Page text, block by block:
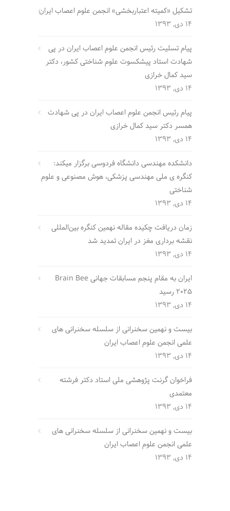
تشکیل «کمیته اعتباربخشی» انجمن علوم اعصاب ایران
14 دی, 1393
پیام تسلیت رئیس انجمن علوم اعصاب ایران در پی
شهادت استاد پیشکسوت علوم شناختی کشور، دکتر
سید کمال خرازی
14 دی, 1393
پیام رئیس انجمن علوم اعصاب ایران در پی شهادت
همسر دکتر سید کمال خرازی
14 دی, 1393
دانشکده مهندسی دانشگاه فردوسی برگزار میکند:
کنگره ی ملی مهندسی پزشکی، هوش مصنوعی و علوم
شناختی
14 دی, 1393
زمان دریافت چکیده مقاله نهمین کنگره بین‌المللی
نقشه برداری مغز در ایران تمدید شد
14 دی, 1393
ایران به مقام پنجم مسابقات جهانی Brain Bee
2025 رسید
14 دی, 1393
بیست و نهمین سخنرانی از سلسله سخنرانی های
علمی انجمن علوم اعصاب ایران
14 دی, 1393
فراخوان گرنت پژوهشی ملی استاد دکتر فرشته
معتمدی
14 دی, 1393
بیست و نهمین سخنرانی از سلسله سخنرانی های
علمی انجمن علوم اعصاب ایران
14 دی, 1393